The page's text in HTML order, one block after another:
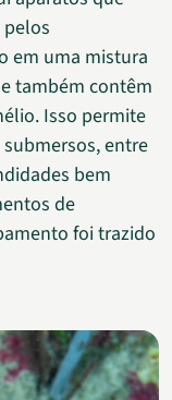
em uma mistura
também contêm
Isso permite
entre
bem
de
foi trazido